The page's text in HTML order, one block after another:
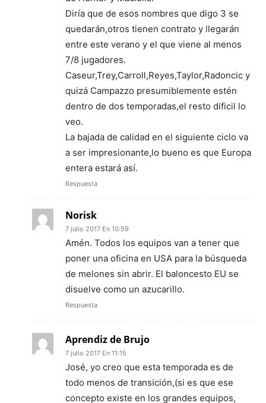
Diría que de esos nombres que digo 3 se
quedarán,otros tienen contrato y llegarán
entre este verano y el que viene al menos
7/8 jugadores.
Caseur,Trey,Carroll,Reyes,Taylor,Radoncic y
quizá Campazzo presumiblemente estén
dentro de dos temporadas,el resto dificil lo
veo.
La bajada de calidad en el siguiente ciclo va
a ser impresionante,lo bueno es que Europa
entera estará así.
Respuesta
Norisk
7 julio 2017 En 10:59
Amén. Todos los equipos van a tener que
poner una oficina en USA para la búsqueda
de melones sin abrir. El baloncesto EU se
disuelve como un azucarillo.
Respuesta
Aprendiz de Brujo
7 julio 2017 En 11:15
José, yo creo que esta temporada es de
todo menos de transición,(si es que ese
concepto existe en los grandes equipos,